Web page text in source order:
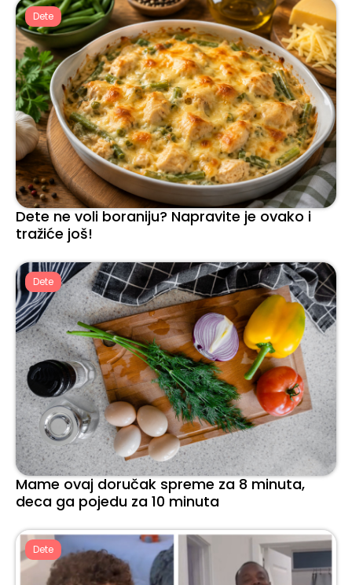
Dete
Dete ne voli boraniju? Napravite je ovako i
tražiće još!
Dete
Mame ovaj doručak spreme za 8 minuta,
deca ga pojedu za 10 minuta
Dete